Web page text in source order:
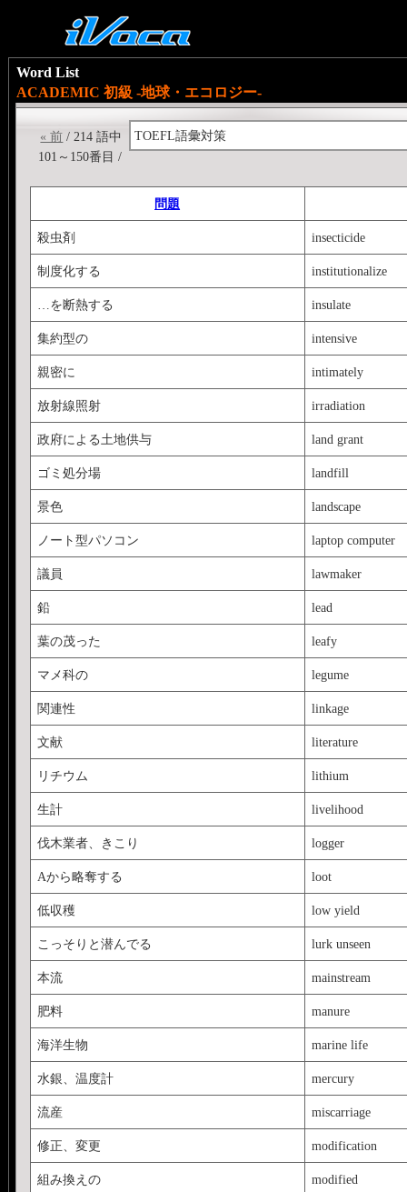
Word List
ACADEMIC 初級 -地球・エコロジー-
TOEFL語彙対策
« 前 / 214 語中
101～150番目 /
問題
殺虫剤 insecticide
制度化する institutionalize
…を断熱する insulate
集約型の intensive
親密に intimately
放射線照射 irradiation
政府による土地供与 land grant
ゴミ処分場 landfill
景色 landscape
ノート型パソコン laptop computer
議員 lawmaker
鉛 lead
葉の茂った leafy
マメ科の legume
関連性 linkage
文献 literature
リチウム lithium
生計 livelihood
伐木業者、きこり logger
Aから略奪する loot
低収穫 low yield
こっそりと潜んでる lurk unseen
本流 mainstream
肥料 manure
海洋生物 marine life
水銀、温度計 mercury
流産 miscarriage
修正、変更 modification
組み換えの modified